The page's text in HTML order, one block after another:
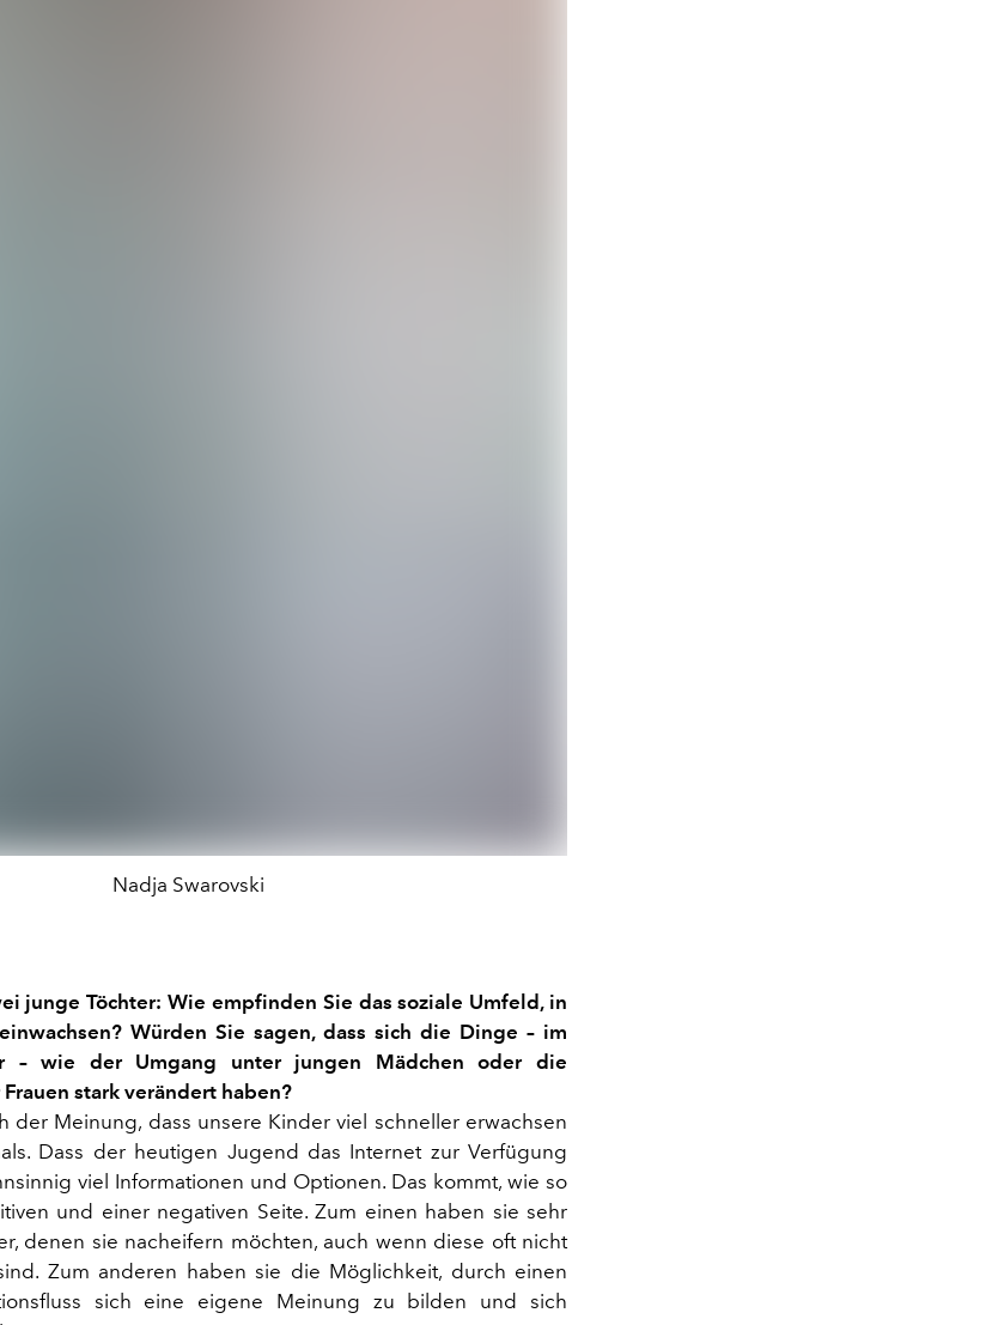
Nadja Swarovski
junge Töchter: Wie empfinden Sie das soziale Umfeld, in
Würden Sie sagen, dass sich die Dinge – im
– wie der Umgang unter jungen Mädchen oder die
stark verändert haben?
der Meinung, dass unsere Kinder viel schneller erwachsen
Dass der heutigen Jugend das Internet zur Verfügung
viel Informationen und Optionen. Das kommt, wie so
und einer negativen Seite. Zum einen haben sie sehr
denen sie nacheifern möchten, auch wenn diese oft nicht
Zum anderen haben sie die Möglichkeit, durch einen
sich eine eigene Meinung zu bilden und sich